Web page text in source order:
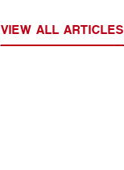
VIEW ALL ARTICLES